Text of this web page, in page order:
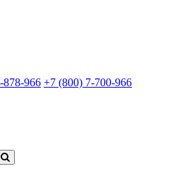
878-966 +7 (800) 7-700-966